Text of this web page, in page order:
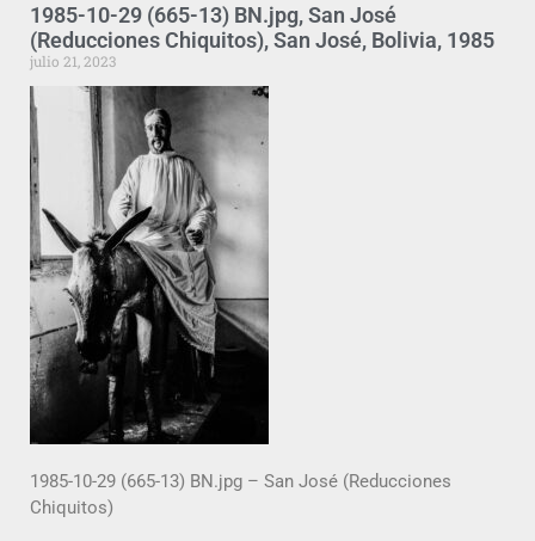
1985-10-29 (665-13) BN.jpg, San José
(Reducciones Chiquitos), San José, Bolivia, 1985
julio 21, 2023
1985-10-29 (665-13) BN.jpg – San José (Reducciones
Chiquitos)